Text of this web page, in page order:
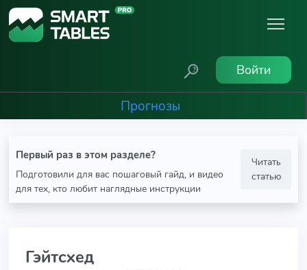
Войти
Прогнозы
Первый раз в этом разделе?
Подготовили для вас пошаговый гайд, и видео
для тех, кто любит наглядные инструкции
Читать
статью
Гэйтсхед